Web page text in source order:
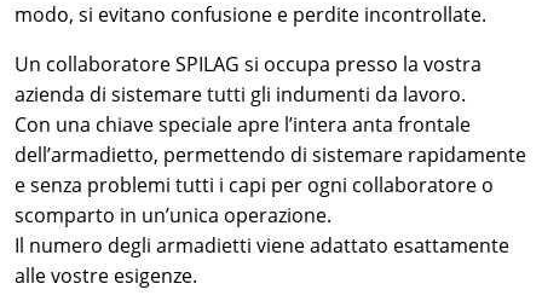
modo, si evitano confusione e perdite incontrollate.
Un collaboratore SPILAG si occupa presso la vostra
azienda di sistemare tutti gli indumenti da lavoro.
Con una chiave speciale apre l’intera anta frontale
dell’armadietto, permettendo di sistemare rapidamente
e senza problemi tutti i capi per ogni collaboratore o
scomparto in un’unica operazione.
Il numero degli armadietti viene adattato esattamente
alle vostre esigenze.